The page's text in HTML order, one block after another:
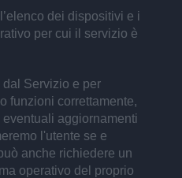
dei dispositivi e i
per cui il servizio è
dal Servizio e per
funzioni correttamente,
aggiornamenti
l'utente se e
anche richiedere un
operativo del proprio